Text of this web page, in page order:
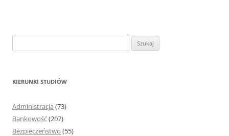
z
KIERUNKI STUDIÓW
Administracja (73)
Bankowość(207)
Bezpieczeństwo (55)